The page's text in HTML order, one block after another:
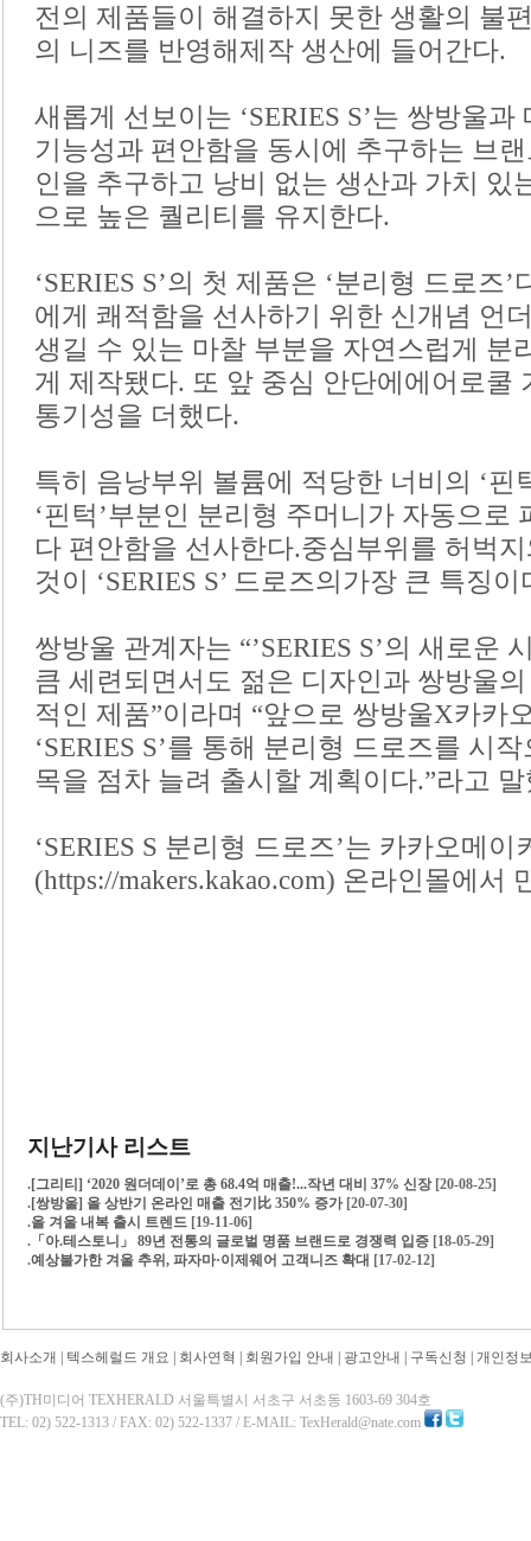
전의 제품들이 해결하지 못한 생활의 불
의 니즈를 반영해제작 생산에 들어간다.
새롭게 선보이는 ‘SERIES S’는 쌍방울
기능성과 편안함을 동시에 추구하는 브
인을 추구하고 낭비 없는 생산과 가치 있
으로 높은 퀄리티를 유지한다.
‘SERIES S’의 첫 제품은 ‘분리형 드로즈
에게 쾌적함을 선사하기 위한 신개념 언
생길 수 있는 마찰 부분을 자연스럽게 분
게 제작됐다. 또 앞 중심 안단에에어로쿨
통기성을 더했다.
특히 음낭부위 볼륨에 적당한 너비의 ‘핀
‘핀턱’부분인 분리형 주머니가 자동으로
다 편안함을 선사한다.중심부위를 허벅
것이 ‘SERIES S’ 드로즈의가장 큰 특징이
쌍방울 관계자는 “’SERIES S’의 새로운
큼 세련되면서도 젊은 디자인과 쌍방울
적인 제품”이라며 “앞으로 쌍방울X카카
‘SERIES S’를 통해 분리형 드로즈를 시
목을 점차 늘려 출시할 계획이다.”라고
‘SERIES S 분리형 드로즈’는 카카오메이
(https://makers.kakao.com) 온라인몰에서
지난기사 리스트
.[그리티] ‘2020 원더데이’로 총 68.4억 매출!...작년 대비 37% 신장 [20-08-25]
.[쌍방울] 올 상반기 온라인 매출 전기比 350% 증가 [20-07-30]
.올 겨울 내복 출시 트렌드 [19-11-06]
. 「아.테스토니」 89년 전통의 글로벌 명품 브랜드로 경쟁력 입증 [18-05-29]
.예상불가한 겨울 추위, 파자마·이제웨어 고객니즈 확대 [17-02-12]
회사소개 텍스헤럴드 개요 회사연혁 회원가입 안내 광고안내 구독신청 개인정
(주)TH미디어 TEXHERALD 서울특별시 서초구 서초동 1603-69 304호
TEL: 02) 522-1313 / FAX: 02) 522-1337 / E-MAIL: TexHerald@nate.com